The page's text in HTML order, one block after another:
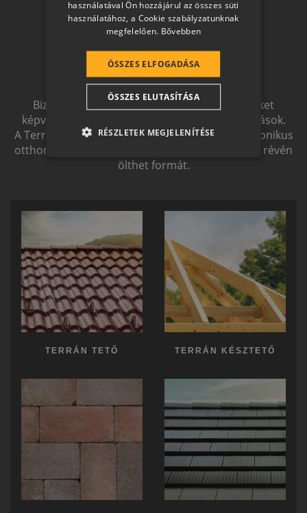
Otthon a
jövőben
Biztonságot nyújtó, és magas esztétikai értéket
képviselő, egymással szinergiát alkotó megoldások.
A Terrán ernyőmárkának köszönhetően a harmonikus
otthon átfogó, egymásra épülő rendszerelemek révén
ölthet formát.
TERRÁN TETŐ TERRÁN KÉSZTETŐ
GERMAN
ROMANIAN
CROATIAN
SR
RO-HU
használatával Ön hozzájárul az összes süti
használatához, a Cookie szabályzatunknak
megfelelően. Bővebben
ÖSSZES ELFOGADÁSA
ÖSSZES ELUTASÍTÁSA
RÉSZLETEK MEGJELENÍTÉSE